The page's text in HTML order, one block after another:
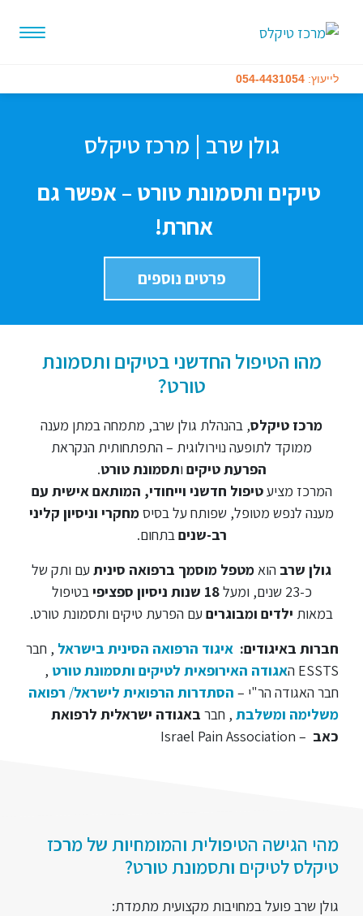
לייעוץ: 054-4431054
גולן שרב | מרכז טיקלס
טיקים ותסמונת טורט – אפשר גם
אחרת!
פרטים נוספים
מהו הטיפול החדשני בטיקים ותסמונת
טורט?
מרכז טיקלס, בהנהלת גולן שרב, מתמחה במתן מענה
ממוקד לתופעה נוירולוגית – התפתחותית הנקראת
הפרעתטיקיםותסמונת טורט.
המרכז מציעטיפול חדשני וייחודי, המותאם אישית עם
מענה לנפש מטופל, שפותח על בסיסמחקרי וניסיון קליני
רב-שניםבתחום.
גולן שרב הואמטפל מוסמך ברפואה סינית עם ותק של
כ-23 שנים, ומעל
18 שנות ניסיון ספציפי
בטיפול
במאות ילדים ומבוגרים עם הפרעת טיקים ותסמונת טורט.
חברות באיגודים: איגוד הרפואה הסינית בישראל , חבר
ESSTS ה
אגודה האירופאית לטיקים ותסמונת טורט ,
חבר האגודה הר"י – הסתדרות הרפואית לישראל/ רפואה
משלימה ומשלבת , חבר באגודה ישראלית לרפואת
כאב – Israel Pain Association
מהי הגישה הטיפולית והמומחיות של מרכז
טיקלס לטיקים ותסמונת טורט?
גולן שרב פועל במחויבות מקצועית מתמדת: